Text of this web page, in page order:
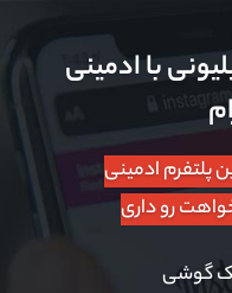
درآمد ۲۰ تا ۶۰ میلیونی با ادمینی
پلتفرم ادمینی
یک گوشی